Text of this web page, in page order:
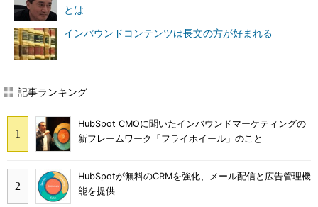
とは
インバウンドコンテンツは長文の方が好まれる
記事ランキング
HubSpot CMOに聞いたインバウンドマーケティングの
新フレームワーク「フライホイール」のこと
HubSpotが無料のCRMを強化、メール配信と広告管理機
能を提供